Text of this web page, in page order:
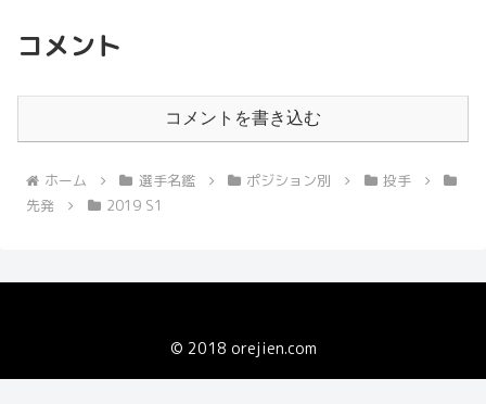
コメント
コメントを書き込む
ホーム 選手名鑑 ポジション別
投手
先発
2019 S1
© 2018 orejien.com